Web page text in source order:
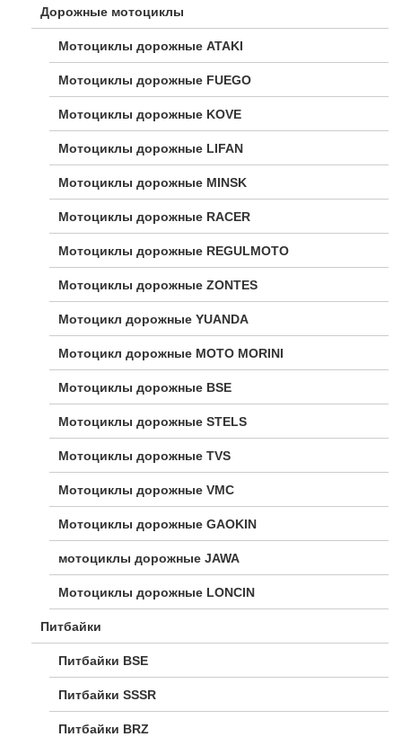
Дорожные мотоциклы
Мотоциклы дорожные ATAKI
Мотоциклы дорожные FUEGO
Мотоциклы дорожные KOVE
Мотоциклы дорожные LIFAN
Мотоциклы дорожные MINSK
Мотоциклы дорожные RACER
Мотоциклы дорожные REGULMOTO
Мотоциклы дорожные ZONTES
Мотоцикл дорожные YUANDA
Мотоцикл дорожные МОТО MORINI
Мотоциклы дорожные BSE
Мотоциклы дорожные STELS
Мотоциклы дорожные TVS
Мотоциклы дорожные VMC
Мотоциклы дорожные GAOKIN
мотоциклы дорожные JAWA
Мотоциклы дорожные LONCIN
Питбайки
Питбайки BSE
Питбайки SSSR
Питбайки BRZ